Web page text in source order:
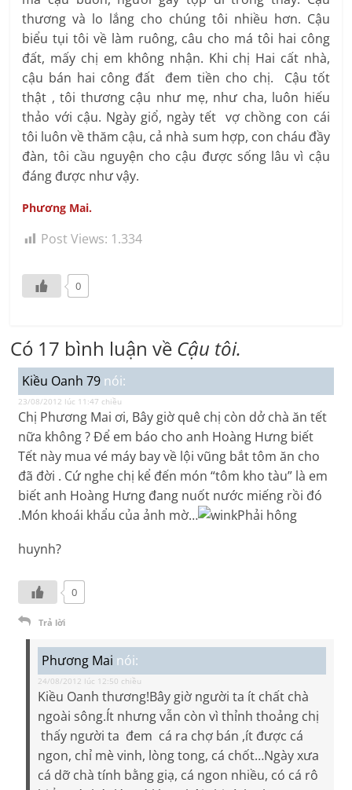
thương và lo lắng cho chúng tôi nhiều hơn. Cậu
biểu tụi tôi về làm ruông, câu cho má tôi hai công
đất, mấy chị em không nhận. Khi chị Hai cất nhà,
cậu bán hai công đất đem tiền cho chị. Cậu tốt
thật , tôi thương cậu như mẹ, như cha, luôn hiếu
thảo với cậu. Ngày giổ, ngày tết vợ chồng con cái
tôi luôn về thăm cậu, cả nhà sum hợp, con cháu đầy
đàn, tôi cầu nguyện cho cậu được sống lâu vì cậu
đáng được như vậy.
Phương Mai.
Post Views: 1.334
0
Có 17 bình luận về Cậu tôi.
Kiều Oanh 79 nói:
23/08/2012 lúc 11:47 chiều
Chị Phương Mai ơi, Bây giờ quê chị còn dở chà ăn tết
nữa không ? Để em báo cho anh Hoàng Hưng biết
Tết này mua vé máy bay về lội vũng bắt tôm ăn cho
đã đời . Cứ nghe chị kể đến món “tôm kho tàu” là em
biết anh Hoàng Hưng đang nuốt nước miếng rồi đó
.Món khoái khẩu của ảnh mờ…
Phải hông
huynh?
0
Trả lời
Phương Mai nói:
24/08/2012 lúc 12:50 chiều
Kiều Oanh thương!Bây giờ người ta ít chất chà
ngoài sông.Ít nhưng vẫn còn vì thỉnh thoảng chị
thấy người ta đem cá ra chợ bán ,ít được cá
ngon, chỉ mè vinh, lòng tong, cá chốt…Ngày xưa
cá dỡ chà tính bằng giạ, cá ngon nhiều, có cá rô